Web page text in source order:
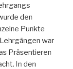
den
Punkte
war
Präsentieren
In den